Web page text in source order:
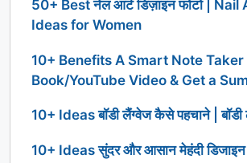
50+ Best नेल आर्ट डिज़ाइन फोटो |
Ideas for Women
10+ Benefits A Smart Note
Book/YouTube Video & Get a
10+ Ideas बॉडी लैंग्वेज कैसे पहचाने |
10+ Ideas सुंदर और आसान मेहंदी डिजाइन